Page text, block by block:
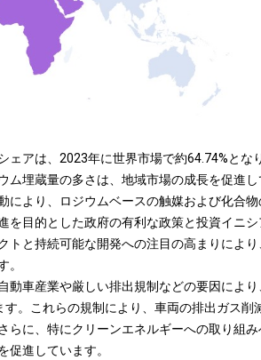
ェアは、2023年に世界市場で約64.74%とな
ム埋蔵量の多さは、地域市場の成長を促進
より、ロジウムベースの触媒および化合物
を目的とした政府の有利な政策と投資イニ
トと持続可能な開発への注目の高まりによ
。
動車産業や厳しい排出規制などの要因によ
す。これらの規制により、車両の排出ガス
らに、特にクリーンエネルギーへの取り組み
促進しています。